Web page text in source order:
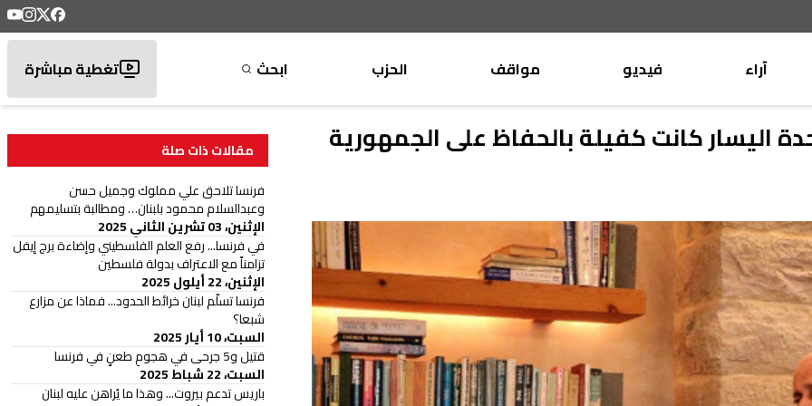
آراء
موقف
الأنباء
منبر
مختارات
صحافة
أجنبية
بريد
القرّاء
فيديو مواقف
وليد جنبلاط
تيمور جنبلاط
الحزب ابحث تغطية مباشرة
اليسار كانت كفيلة بالحفاظ على الجمهورية
مقالات ذات صلة
فرنسا تلاحق علي مملوك وجميل حسن
وعبدالسلام محمود بلبنان… ومطالبة بتسليمهم
الإثنين، 03 تشرين الثاني 2025
في فرنسا... رفع العلم الفلسطيني وإضاءة برج إيفل
تزامناً مع الاعتراف بدولة فلسطين
الإثنين، 22 أيلول 2025
فرنسا تسلّم لبنان خرائط الحدود... فماذا عن مزارع
شبعا؟
السبت، 10 أيار 2025
قتيل و5 جرحى في هجومِ طعنٍ في فرنسا
السبت، 22 شباط 2025
باريس تدعم بيروت... وهذا ما يُراهن عليه لبنان